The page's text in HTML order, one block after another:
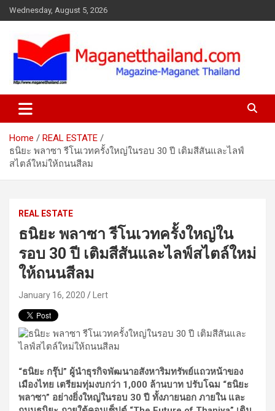
Skip
to
Wednesday, August 5, 2026
Home
REAL ESTATE
ธนิยะ พลาซา รีโนเวทครั้งใหญ่ในรอบ 30 ปี เติมสีสันและไลฟ์
สไตล์ใหม่ให้ถนนสีลม
REAL ESTATE
ธนิยะ พลาซา รีโนเวทครั้งใหญ่ใน
รอบ 30 ปี เติมสีสันและไลฟ์สไตล์ใหม่
ให้ถนนสีลม
January 16, 2020 Lert
“ธนิยะ กรุ๊ป” ผู้นำธุรกิจพัฒนาอสังหาริมทรัพย์แถวหน้าของ
เมืองไทย เตรียมทุ่มงบกว่า 1,000 ล้านบาท ปรับโฉม “ธนิยะ
พลาซา” อย่างยิ่งใหญ่ในรอบ 30 ปี ทั้งภายนอก ภายใน และ